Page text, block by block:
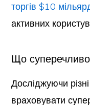
торгів $10
активних
Що
Досліджуючи
враховувати